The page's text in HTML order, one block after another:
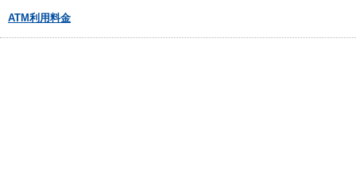
ATM利用料金